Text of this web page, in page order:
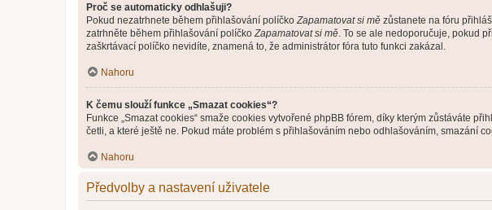
Proč se automaticky odhlašuji?
Pokud nezatrhnete během přihlašování políčko Zapamatovat si mě zůstanete na fóru
zatrhněte během přihlašování políčko Zapamatovat si mě . To se ale nedoporučuje, pokud
zaškrtávací políčko nevidíte, znamená to, že administrátor fóra tuto funkci zakázal.
Nahoru
K čemu slouží funkce „Smazat cookies“?
Funkce „Smazat cookies“ smaže cookies vytvořené phpBB fórem, díky kterým zůstáváte
četli, a které ještě ne. Pokud máte problém s přihlašováním nebo odhlašováním, smazání
Nahoru
Předvolby a nastavení uživatele